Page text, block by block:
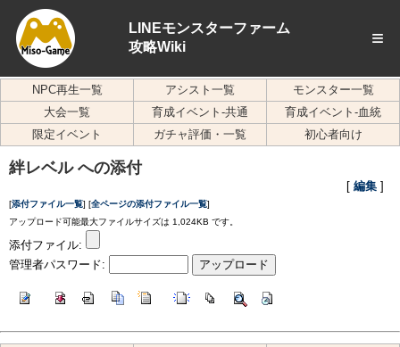
LINEモンスターファーム
攻略Wiki
≡
NPC再生一覧 アシスト一覧
モンスター一覧
大会一覧
育成イベント-共通
育成イベント-血統
限定イベント
ガチャ評価・一覧 初心者向け
絆レベル への添付
[ 編集 ]
[添付ファイル一覧] [全ページの添付ファイル一覧]
アップロード可能最大ファイルサイズは 1,024KB です。
添付ファイル:
管理者パスワード: